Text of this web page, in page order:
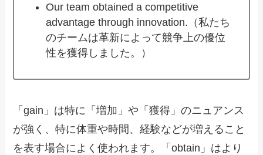
Our team obtained a competitive
advantage through innovation.（私たち
のチームは革新によって競争上の優位
性を獲得しました。）
「gain」は特に「増加」や「獲得」のニュアンス
が強く、特に体重や時間、経験などが増えること
を表す場合によく使われます。「obtain」はより